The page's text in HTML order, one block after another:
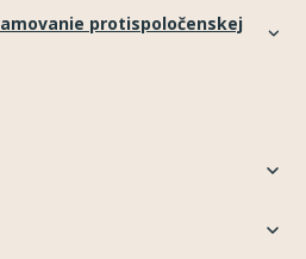
protispoločenskej